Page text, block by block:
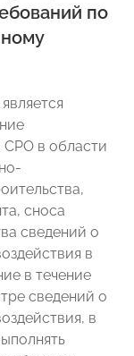
по
СРО в области
сноса
сведений о
в
в течение
сведений о
в